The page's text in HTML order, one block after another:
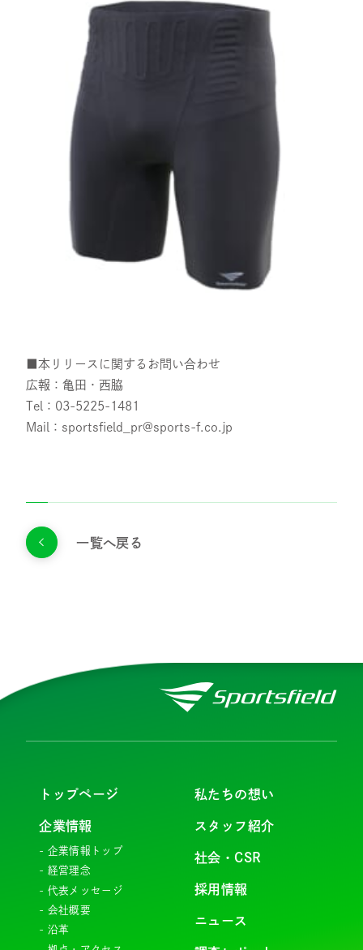
■本リリースに関するお問い合わせ
広報：亀田・西脇
Tel：03-5225-1481
Mail：sportsfield_pr@sports-f.co.jp
一覧へ戻る
トップページ
企業情報
企業情報トップ
経営理念
代表メッセージ
会社概要
沿革
私たちの想い
スタッフ紹介
社会・CSR
採用情報
ニュース